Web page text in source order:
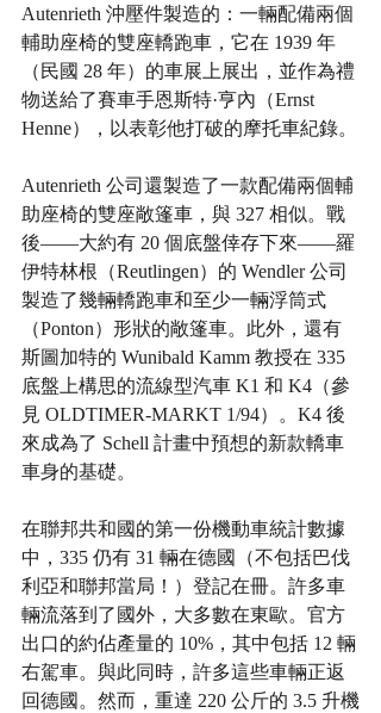
Autenrieth 沖壓件製造的：一輛配備兩個
輔助座椅的雙座轎跑車，它在 1939 年
（民國 28 年）的車展上展出，並作為禮
物送給了賽車手恩斯特·亨內（Ernst
Henne），以表彰他打破的摩托車紀錄。
Autenrieth 公司還製造了一款配備兩個輔
助座椅的雙座敞篷車，與 327 相似。戰
後——大約有 20 個底盤倖存下來——羅
伊特林根（Reutlingen）的 Wendler 公司
製造了幾輛轎跑車和至少一輛浮筒式
（Ponton）形狀的敞篷車。此外，還有
斯圖加特的 Wunibald Kamm 教授在 335
底盤上構思的流線型汽車 K1 和 K4（參
見 OLDTIMER-MARKT 1/94）。K4 後
來成為了 Schell 計畫中預想的新款轎車
車身的基礎。
在聯邦共和國的第一份機動車統計數據
中，335 仍有 31 輛在德國（不包括巴伐
利亞和聯邦當局！）登記在冊。許多車
輛流落到了國外，大多數在東歐。官方
出口的約佔產量的 10%，其中包括 12 輛
右駕車。與此同時，許多這些車輛正返
回德國。然而，重達 220 公斤的 3.5 升機